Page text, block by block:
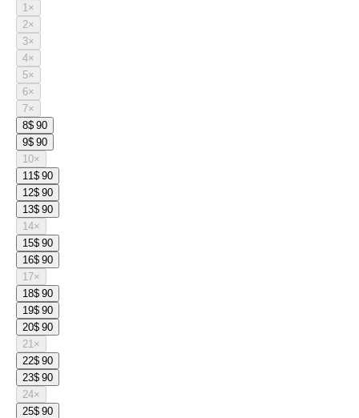
1×
2×
3×
4×
5×
6×
7×
8$ 90
9$ 90
10×
11$ 90
12$ 90
13$ 90
14×
15$ 90
16$ 90
17×
18$ 90
19$ 90
20$ 90
21×
22$ 90
23$ 90
24×
25$ 90